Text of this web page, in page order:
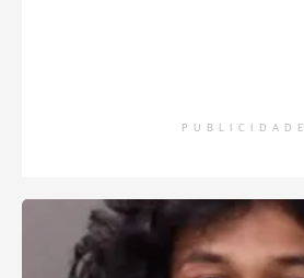
PUBLICIDADE